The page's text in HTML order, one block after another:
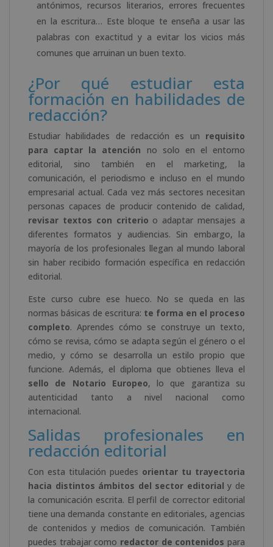
antónimos, recursos literarios, errores frecuentes
en la escritura… Este bloque te enseña a usar las
palabras con exactitud y a evitar los vicios más
comunes que arruinan un buen texto.
¿Por qué estudiar esta
formación en habilidades de
redacción?
Estudiar habilidades de redacción es un requisito
para captar la atención no solo en el entorno
editorial, sino también en el marketing, la
comunicación, el periodismo e incluso en el mundo
empresarial actual. Cada vez más sectores necesitan
personas capaces de producir contenido de calidad,
revisar textos con criterio o adaptar mensajes a
diferentes formatos y audiencias. Sin embargo, la
mayoría de los profesionales llegan al mundo laboral
sin haber recibido formación específica en redacción
editorial.
Este curso cubre ese hueco. No se queda en las
normas básicas de escritura: te forma en el proceso
completo. Aprendes cómo se construye un texto,
cómo se revisa, cómo se adapta según el género o el
medio, y cómo se desarrolla un estilo propio que
funcione. Además, el diploma que obtienes lleva el
sello de Notario Europeo, lo que garantiza su
autenticidad tanto a nivel nacional como
internacional.
Salidas profesionales en
redacción editorial
Con esta titulación puedes orientar tu trayectoria
hacia distintos ámbitos del sector editorial y de
la comunicación escrita. El perfil de corrector editorial
tiene una demanda constante en editoriales, agencias
de contenidos y medios de comunicación. También
puedes trabajar como redactor de contenidos para